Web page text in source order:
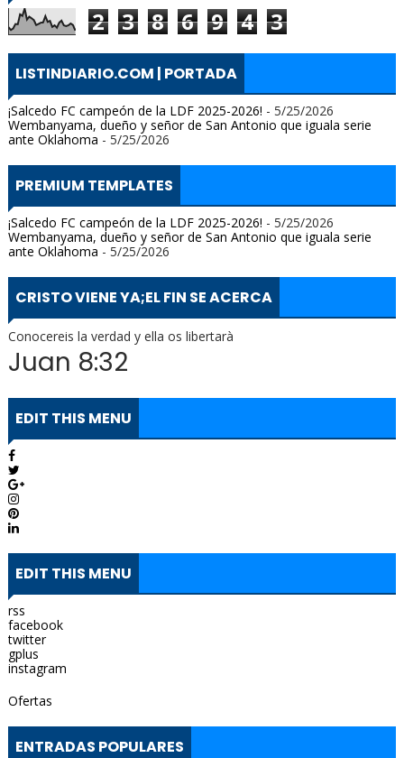
2 3 8 6 9 4 3
LISTINDIARIO.COM | PORTADA
¡Salcedo FC campeón de la LDF 2025-2026! - 5/25/2026
Wembanyama, dueño y señor de San Antonio que iguala serie
ante Oklahoma - 5/25/2026
PREMIUM TEMPLATES
¡Salcedo FC campeón de la LDF 2025-2026! - 5/25/2026
Wembanyama, dueño y señor de San Antonio que iguala serie
ante Oklahoma - 5/25/2026
CRISTO VIENE YA;EL FIN SE ACERCA
Conocereis la verdad y ella os libertarà
Juan 8:32
EDIT THIS MENU
EDIT THIS MENU
rss
facebook
twitter
gplus
instagram
Ofertas
ENTRADAS POPULARES